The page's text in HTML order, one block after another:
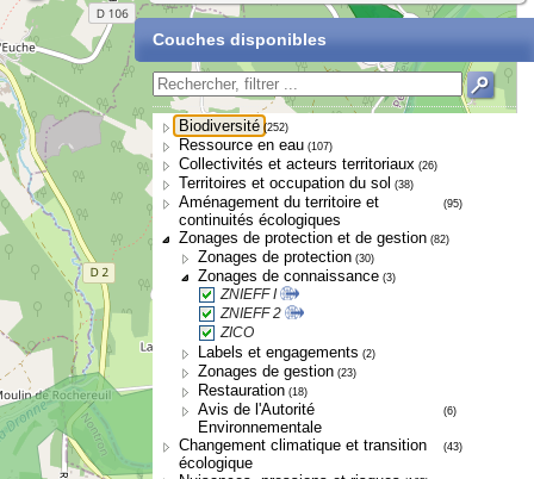
Couches disponibles
Biodiversité (252)
Ressource en eau (107)
Collectivités et acteurs territoriaux (26)
Territoires et occupation du sol (38)
Aménagement du territoire et
continuités écologiques
(95)
Zonages de protection et de gestion (82)
Zonages de protection (30)
Zonages de connaissance (3)
ZNIEFF I
ZNIEFF 2
ZICO
Labels et engagements (2)
Zonages de gestion (23)
Restauration (18)
Avis de l'Autorité
Environnementale
(6)
Changement climatique et transition
écologique
(43)